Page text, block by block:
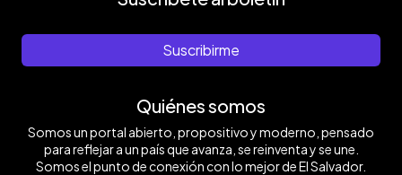
Suscribirme
Quiénes somos
Somos un portal abierto, propositivo y moderno, pensado
para reflejar a un país que avanza, se reinventa y se une.
Somos el punto de conexión con lo mejor de El Salvador.